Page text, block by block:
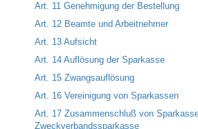
Art. 11 Genehmigung der Bestellung
Art. 12 Beamte und Arbeitnehmer
Art. 13 Aufsicht
Art. 14 Auflösung der Sparkasse
Art. 15 Zwangsauflösung
Art. 16 Vereinigung von Sparkassen
Art. 17 Zusammenschluß von
Zweckverbandssparkasse